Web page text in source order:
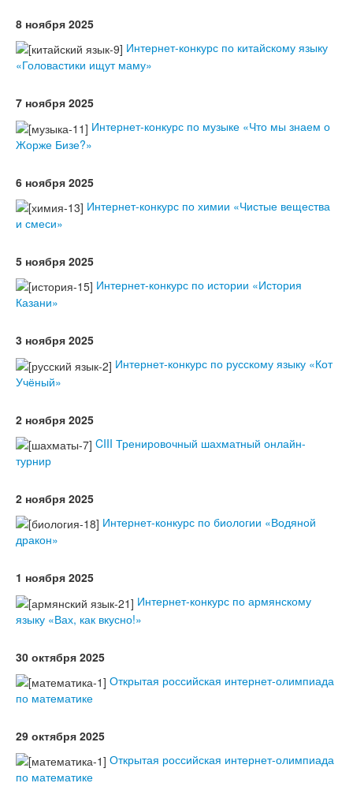
8 ноября 2025
Интернет-конкурс по китайскому языку
«Головастики ищут маму»
7 ноября 2025
Интернет-конкурс по музыке «Что мы знаем о
Жорже Бизе?»
6 ноября 2025
Интернет-конкурс по химии «Чистые вещества
и смеси»
5 ноября 2025
Интернет-конкурс по истории «История
Казани»
3 ноября 2025
Интернет-конкурс по русскому языку «Кот
Учёный»
2 ноября 2025
CIII Тренировочный шахматный онлайн-
турнир
2 ноября 2025
Интернет-конкурс по биологии «Водяной
дракон»
1 ноября 2025
Интернет-конкурс по армянскому
языку «Вах, как вкусно!»
30 октября 2025
Открытая российская интернет-олимпиада
по математике
29 октября 2025
Открытая российская интернет-олимпиада
по математике